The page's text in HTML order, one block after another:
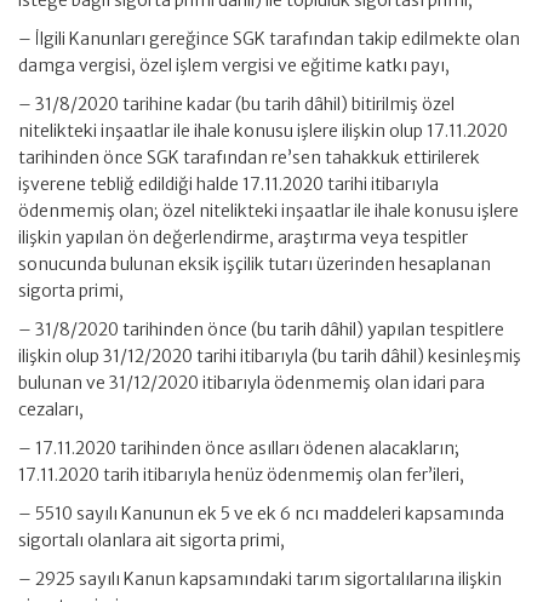
– İlgili Kanunları gereğince SGK tarafından takip edilmekte olan
damga vergisi, özel işlem vergisi ve eğitime katkı payı,
– 31/8/2020 tarihine kadar (bu tarih dâhil) bitirilmiş özel
nitelikteki inşaatlar ile ihale konusu işlere ilişkin olup 17.11.2020
tarihinden önce SGK tarafından re’sen tahakkuk ettirilerek
işverene tebliğ edildiği halde 17.11.2020 tarihi itibarıyla
ödenmemiş olan; özel nitelikteki inşaatlar ile ihale konusu işlere
ilişkin yapılan ön değerlendirme, araştırma veya tespitler
sonucunda bulunan eksik işçilik tutarı üzerinden hesaplanan
sigorta primi,
– 31/8/2020 tarihinden önce (bu tarih dâhil) yapılan tespitlere
ilişkin olup 31/12/2020 tarihi itibarıyla (bu tarih dâhil) kesinleşmiş
bulunan ve 31/12/2020 itibarıyla ödenmemiş olan idari para
cezaları,
– 17.11.2020 tarihinden önce asılları ödenen alacakların;
17.11.2020 tarih itibarıyla henüz ödenmemiş olan fer’ileri,
– 5510 sayılı Kanunun ek 5 ve ek 6 ncı maddeleri kapsamında
sigortalı olanlara ait sigorta primi,
– 2925 sayılı Kanun kapsamındaki tarım sigortalılarına ilişkin